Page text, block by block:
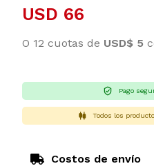
USD 66
O 12 cuotas de USD$ 5
Pago
Todos los
Costos de envío